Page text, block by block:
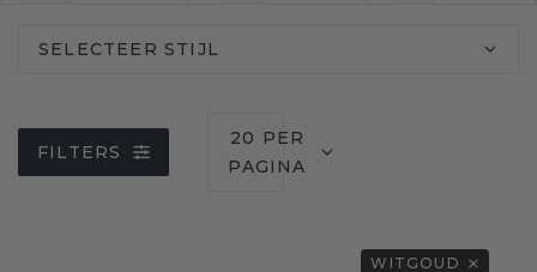
SELECTEER STIJL
FILTERS
20 PER
PAGINA
WITGOUD